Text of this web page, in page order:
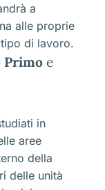
a
alle proprie
di lavoro.
Primo e
in
aree
della
delle unità